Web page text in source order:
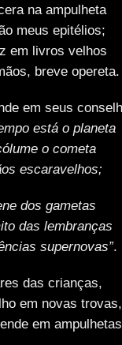
na ampulheta
meus epitélios;
em livros velhos
breve opereta.
em seus
está o planeta
o cometa
escaravelhos;
dos gametas
das lembranças
supernovas”.
das crianças,
em novas trovas,
em